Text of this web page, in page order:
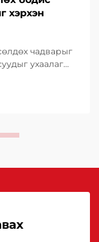
хэрхэн
чадварыг
ухаалаг
нь циклийн